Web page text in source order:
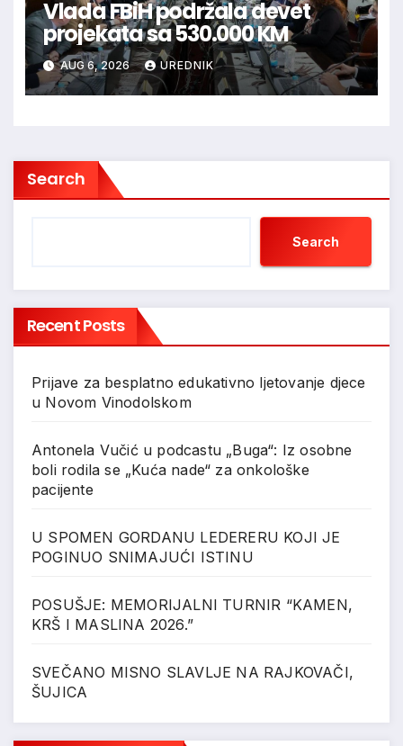
Vlada FBiH podržala devet
projekata sa 530.000 KM
AUG 6, 2026 UREDNIK
Search
Search
Recent Posts
Prijave za besplatno edukativno ljetovanje djece
u Novom Vinodolskom
Antonela Vučić u podcastu „Buga“: Iz osobne
boli rodila se „Kuća nade“ za onkološke
pacijente
U SPOMEN GORDANU LEDERERU KOJI JE
POGINUO SNIMAJUĆI ISTINU
POSUŠJE: MEMORIJALNI TURNIR “KAMEN,
KRŠ I MASLINA 2026.”
SVEČANO MISNO SLAVLJE NA RAJKOVAČI,
ŠUJICA